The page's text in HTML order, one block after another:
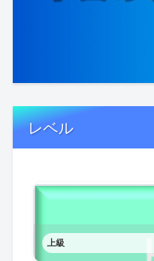
レベル
上級